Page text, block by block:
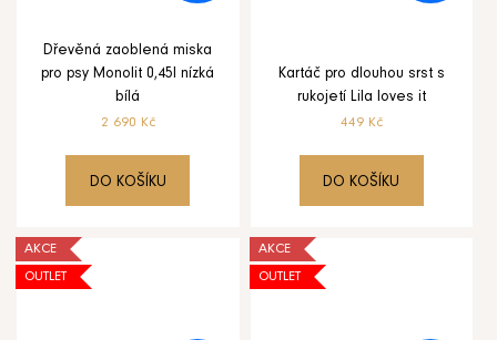
Dřevěná zaoblená miska
pro psy Monolit 0,45l nízká
bílá
2 690 Kč
DO KOŠÍKU
Kartáč pro dlouhou srst s
rukojetí Lila loves it
449 Kč
DO KOŠÍKU
AKCE
OUTLET
AKCE
OUTLET